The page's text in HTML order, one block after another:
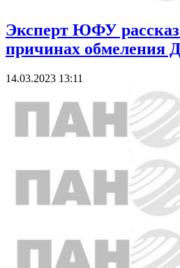
Эксперт ЮФУ
причинах обмеления
14.03.2023 13:11